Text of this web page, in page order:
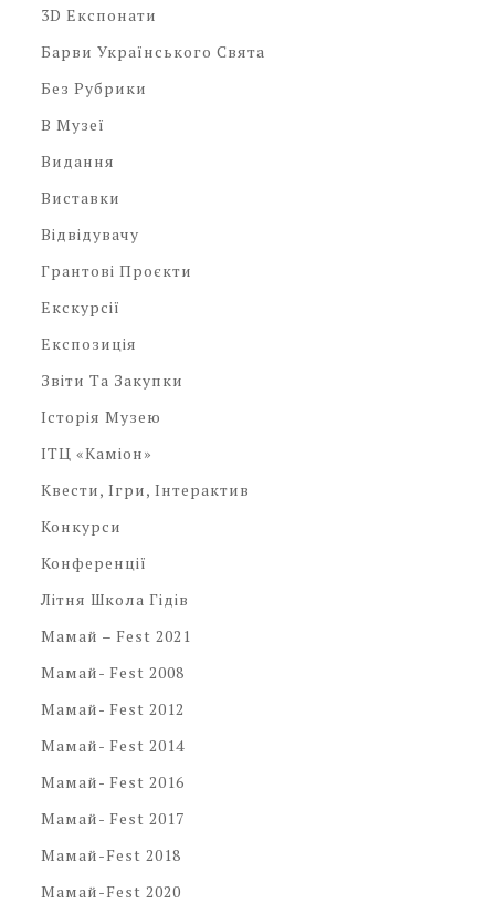
3D Експонати
Барви Українського Свята
Без Рубрики
В Музеї
Видання
Виставки
Відвідувачу
Грантові Проєкти
Екскурсії
Експозиція
Звіти Та Закупки
Історія Музею
ІТЦ «Каміон»
Квести, Ігри, Інтерактив
Конкурси
Конференції
Літня Школа Гідів
Мамай – Fest 2021
Мамай- Fest 2008
Мамай- Fest 2012
Мамай- Fest 2014
Мамай- Fest 2016
Мамай- Fest 2017
Мамай-Fest 2018
Мамай-Fest 2020